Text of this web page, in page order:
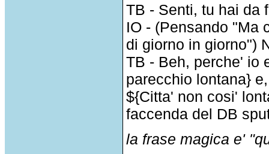
TB - Senti, tu hai da
IO - (Pensando "Ma
di giorno in giorno")
TB - Beh, perche' io
parecchio lontana}
${Citta' non cosi'
faccenda del DB
la frase magica e'